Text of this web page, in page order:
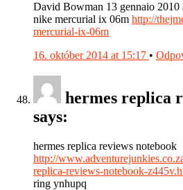
David Bowman 13 gennaio 2010
nike mercurial ix 06m http://
mercurial-ix-06m
16. október 2014 at 15:17 •
hermes replica
says:
hermes replica reviews notebook
http://
replica-reviews-notebook-
ring ynhupq